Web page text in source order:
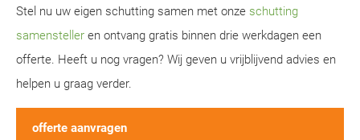
Stel nu uw eigen schutting samen met onze schutting
samensteller en ontvang gratis binnen drie werkdagen een
offerte. Heeft u nog vragen? Wij geven u vrijblijvend advies en
helpen u graag verder.
offerte aanvragen